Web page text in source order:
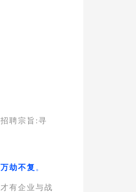
聘宗旨:寻
劫不复 。
有企业与战